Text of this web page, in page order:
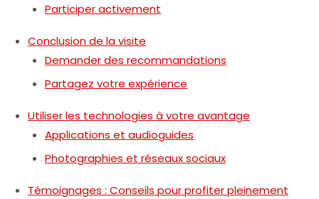
Participer activement
Conclusion de la visite
Demander des recommandations
Partagez votre expérience
Utiliser les technologies à votre avantage
Applications et audioguides
Photographies et réseaux sociaux
Témoignages : Conseils pour profiter pleinement